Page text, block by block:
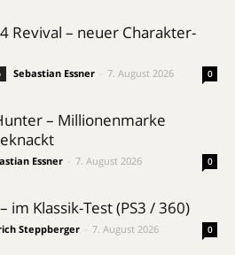
Revival – neuer Charakter-
Sebastian Essner 7. August 2026 0
– Millionenmarke
Essner 7. August 2026 0
im Klassik-Test (PS3 / 360)
Steppberger 7. August 2026 0